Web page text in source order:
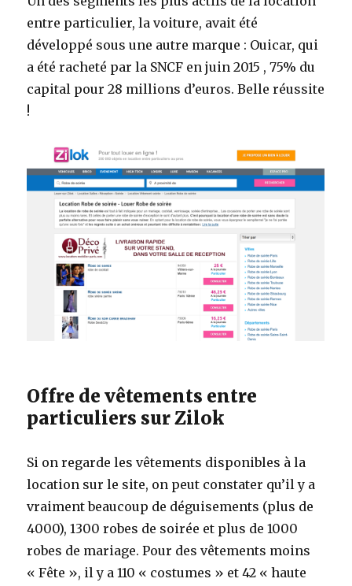
entre particulier, la voiture, avait été
développé sous une autre marque : Ouicar, qui
a été racheté par la SNCF en juin 2015 , 75% du
capital pour 28 millions d’euros. Belle réussite
!
Offre de vêtements entre
particuliers sur Zilok
Si on regarde les vêtements disponibles à la
location sur le site, on peut constater qu’il y a
vraiment beaucoup de déguisements (plus de
4000), 1300 robes de soirée et plus de 1000
robes de mariage. Pour des vêtements moins
« Fête », il y a 110 « costumes » et 42 « haute